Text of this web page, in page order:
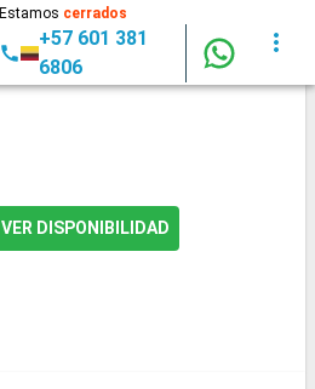
Estamos cerrados
+57 601 381
6806
VER DISPONIBILIDAD